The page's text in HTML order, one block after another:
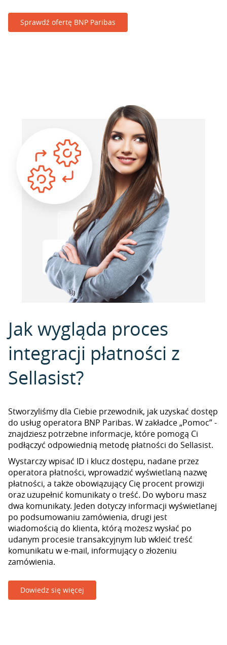
Sprawdź ofertę BNP Paribas
Jak wygląda proces
integracji płatności z
Sellasist?
Stworzyliśmy dla Ciebie przewodnik, jak uzyskać dostęp
do usług operatora BNP Paribas. W zakładce „Pomoc” -
znajdziesz potrzebne informacje, które pomogą Ci
podłączyć odpowiednią metodę płatności do Sellasist.
Wystarczy wpisać ID i klucz dostępu, nadane przez
operatora płatności, wprowadzić wyświetlaną nazwę
płatności, a także obowiązujący Cię procent prowizji
oraz uzupełnić komunikaty o treść. Do wyboru masz
dwa komunikaty. Jeden dotyczy informacji wyświetlanej
po podsumowaniu zamówienia, drugi jest
wiadomością do klienta, którą możesz wysłać po
udanym procesie transakcyjnym lub wkleić treść
komunikatu w e-mail, informujący o złożeniu
zamówienia.
Dowiedz się więcej